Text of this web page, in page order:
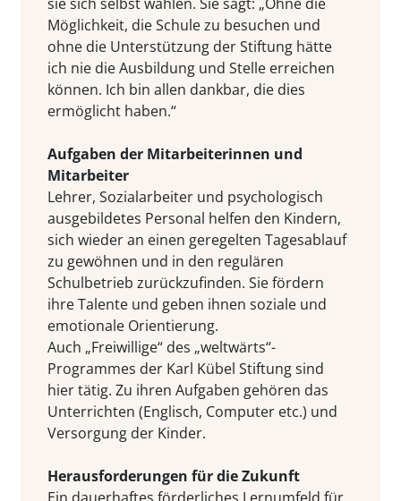
Möglichkeit, die Schule zu besuchen und
ohne die Unterstützung der Stiftung hätte
ich nie die Ausbildung und Stelle erreichen
können. Ich bin allen dankbar, die dies
ermöglicht haben.“
Aufgaben der Mitarbeiterinnen und
Mitarbeiter
Lehrer, Sozialarbeiter und psychologisch
ausgebildetes Personal helfen den Kindern,
sich wieder an einen geregelten Tagesablauf
zu gewöhnen und in den regulären
Schulbetrieb zurückzufinden. Sie fördern
ihre Talente und geben ihnen soziale und
emotionale Orientierung.
Auch „Freiwillige“ des „weltwärts“-
Programmes der Karl Kübel Stiftung sind
hier tätig. Zu ihren Aufgaben gehören das
Unterrichten (Englisch, Computer etc.) und
Versorgung der Kinder.
Herausforderungen für die Zukunft